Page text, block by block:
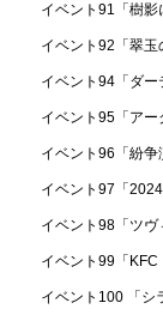
イベント91「樹影
イベント92「翠玉
イベント94「ダー
イベント95「アー
イベント96「紛争
イベント97「2024
イベント98「ツヴ
イベント99「KFC
イベント100 「シ